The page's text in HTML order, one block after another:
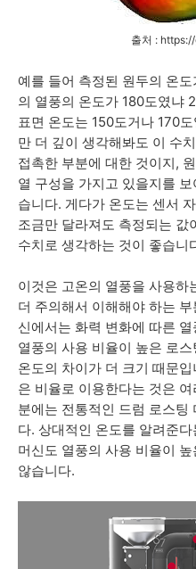
출처 :
예를 들어 측정된 원두의 온
의 열풍의 온도가 180도였냐
표면 온도는 150도거나 170
만 더 깊이 생각해봐도 이 수
접촉한 부분에 대한 것이지,
열 구성을 가지고 있을지를
습니다. 게다가 온도는 센서
조금만 달라져도 측정되는 값
수치로 생각하는 것이 좋습니
이것은 고온의 열풍을 사용하
더 주의해서 이해해야 하는
신에서는 화력 변화에 따른
열풍의 사용 비율이 높은 로
온도의 차이가 더 크기 때문
은 비율로 이용한다는 것은
분에는 전통적인 드럼 로스팅
다. 상대적인 온도를 알려준
머신도 열풍의 사용 비율이
않습니다.